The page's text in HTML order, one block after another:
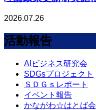
2026.07.26
活動報告
AIビジネス研究会
SDGsプロジェクト
ＳＤＧｓレポート
イベント報告
かながわ☆はとば会